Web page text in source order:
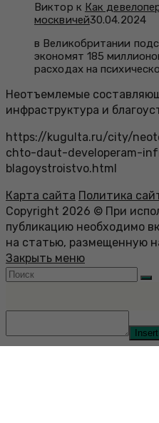
Виктор к Как
москвичей30.04.2024
в Великобритании
экономят 185
расходах на
Неотъемлемые
инфраструктура и
https://kugulta.ru/city/
chto-daut-developeram-
blagoystroistvo.html
Карта сайта Политика
Copyright 2026 © При
публикацию необходимо
на статью, размещенную
Закрыть меню
Insert